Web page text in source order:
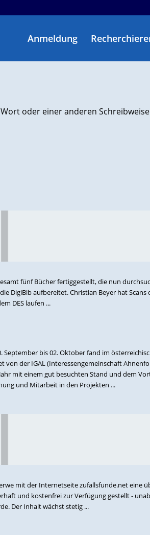
Anmeldung
oder einer anderen Schreibweise
fünf Bücher fertiggestellt, die nun
DigiBib aufbereitet. Christian Beyer hat Scans
DES laufen ...
September bis 02. Oktober fand im
von der IGAL (Interessengemeinschaft
mit einem gut besuchten Stand und dem
und Mitarbeit in den Projekten ...
mit der Internetseite zufallsfunde.net eine
und kostenfrei zur Verfügung gestellt -
Der Inhalt wächst stetig ...